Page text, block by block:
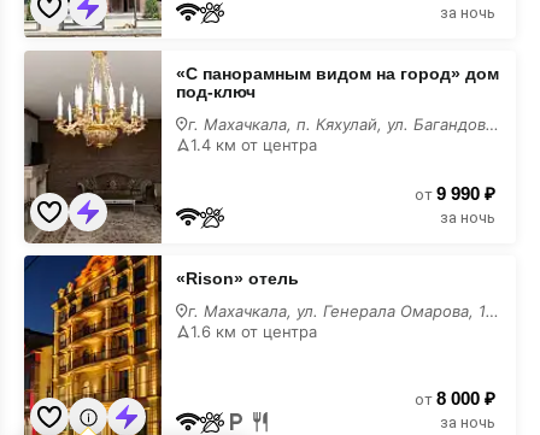
за ночь
«С
панорамным
видом
на
город»
под-
ключ
недорого
«С панорамным видом на город» дом
под-ключ
г. Махачкала, п. Кяхулай, ул. Багандова, 78В
1.4 км от центра
от 9 990 ₽
за ночь
«Rison»
отель
недорого
«Rison» отель
г. Махачкала, ул. Генерала Омарова, 13А
1.6 км от центра
от 8 000 ₽
за ночь